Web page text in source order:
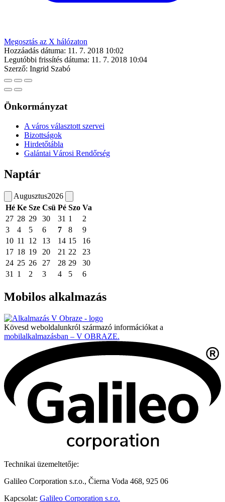
Megosztás az X hálózaton
Hozzáadás dátuma: 11. 7. 2018 10:02
Legutóbbi frissítés dátuma: 11. 7. 2018 10:04
Szerző: Ingrid Szabó
Önkormányzat
A város választott szervei
Bizottságok
Hirdetőtábla
Galántai Városi Rendőrség
Naptár
Augusztus2026
Hé Ke Sze Csü Pé Szo Va
27 28 29 30 31 1
2
3
4 5 6 7 8
9
10 11 12 13 14 15
16
17 18 19 20 21 22
23
24 25 26 27 28 29
30
31
1 2 3 4 5 6
Mobilos alkalmazás
Kövesd weboldalunkról származó információkat a
mobilalkalmazásban – V OBRAZE.
Technikai üzemeltetője:
Galileo Corporation s.r.o., Čierna Voda 468, 925 06
Kapcsolat: Galileo Corporation s.r.o.